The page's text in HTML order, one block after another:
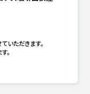
いただきます。
。